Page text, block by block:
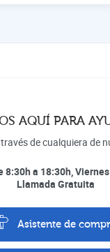
AQUÍ PARA
de cualquiera de
8:30h a 18:30h,
Llamada Gratuita
Asistente de